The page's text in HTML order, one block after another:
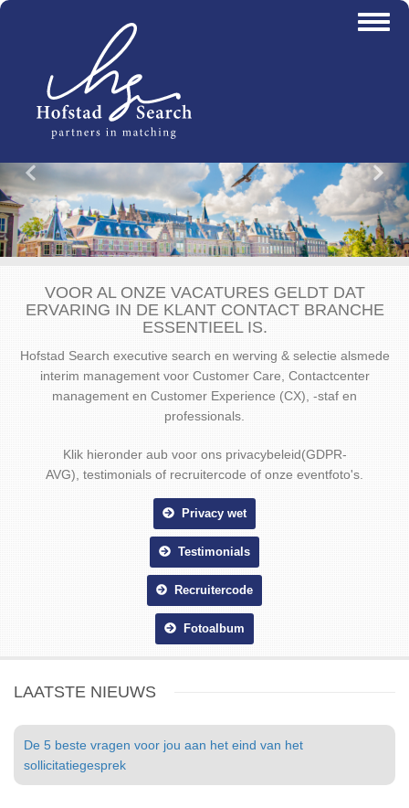
Overslaan
Vorige
VOOR AL ONZE VACATURES GELDT DAT
ERVARING IN DE KLANT CONTACT BRANCHE
ESSENTIEEL IS.
Hofstad Search executive search en werving & selectie alsmede
interim management voor Customer Care, Contactcenter
management en Customer Experience (CX), -staf en
professionals.
Klik hieronder aub voor ons privacybeleid(GDPR-
AVG), testimonials of recruitercode of onze eventfoto's.
Privacy wet
Testimonials
Recruitercode
Fotoalbum
LAATSTE NIEUWS
De 5 beste vragen voor jou aan het eind van het
sollicitatiegesprek